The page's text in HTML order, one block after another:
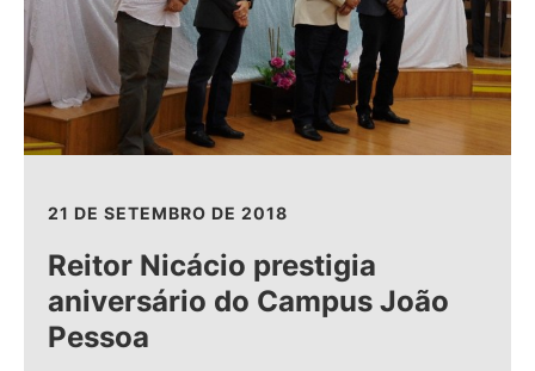
21 DE SETEMBRO DE 2018
Reitor Nicácio prestigia
aniversário do Campus João
Pessoa